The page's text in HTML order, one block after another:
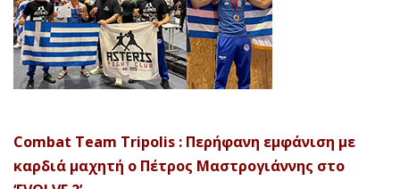
Combat Team Tripolis : Περήφανη εμφάνιση με
καρδιά μαχητή ο Πέτρος Μαστρογιάννης στο